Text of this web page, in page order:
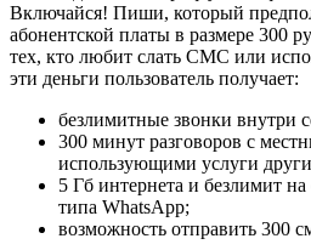
Включайся! Пиши, который
абонентской платы в размере 300
тех, кто любит слать СМС или
эти деньги пользователь получает:
безлимитные звонки внутри
300 минут разговоров с
использующими услуги
5 Гб интернета и безлимит
типа WhatsApp;
возможность отправить 300